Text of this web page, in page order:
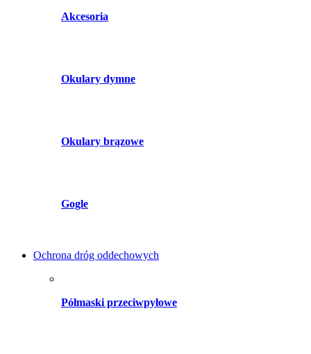
Akcesoria
Okulary dymne
Okulary brązowe
Gogle
Ochrona dróg oddechowych
Półmaski przeciwpyłowe